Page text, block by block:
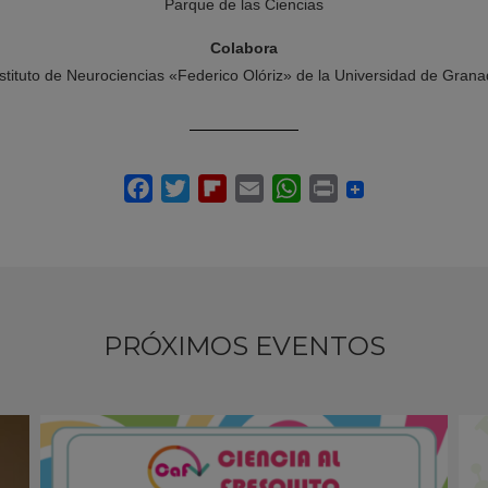
Parque de las Ciencias
Colabora
de Neurociencias «Federico Olóriz» de la Universidad de
PRÓXIMOS EVENTOS